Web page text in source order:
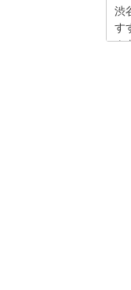
ポ
に
だ
渋
す
ム